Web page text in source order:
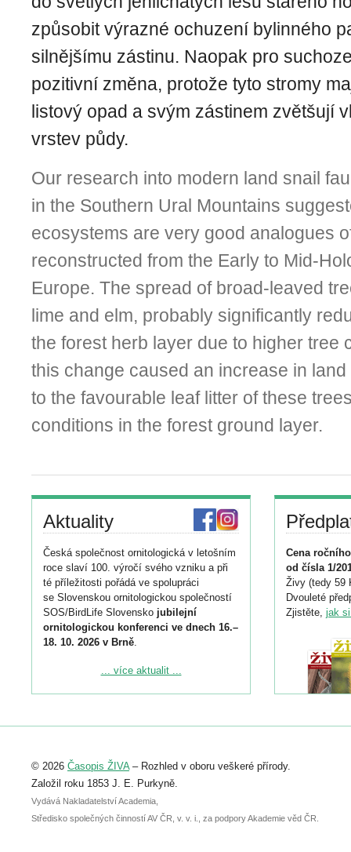
způsobit výrazné ochuzení bylinného
silnějšímu zástinu. Naopak pro
pozitivní změna, protože tyto stromy
listový opad a svým zástinem zvětšují
vrstev půdy.
Our research into modern land snail
in the Southern Ural Mountains
ecosystems are very good analogues
reconstructed from the Early to Mid-
Europe. The spread of broad-leaved
lime and elm, probably significantly
the forest herb layer due to higher tree
this change caused an increase in
to the favourable leaf litter of these
conditions in the forest ground layer.
Aktuality
Česká společnost ornitologická v letošním
roce slaví 100. výročí svého vzniku a při
té příležitosti pořádá ve spolupráci
se Slovenskou ornitologickou společností
SOS/BirdLife Slovensko jubilejní
ornitologickou konferenci ve dnech 16.–
18. 10. 2026 v Brně.
Podrobnější informace ke konferenci
Registrovat se můžete do 6. září.
abstraktu přihlášené přednášky nebo
posteru je už 30. června.
... více aktualit ...
Cena
od čísla 1/
Živy (tedy 59
Dvouleté
Zjistěte, jak
© 2026 Časopis ŽIVA– Rozhled v oboru veškeré přírody.
Založil roku 1853 J. E. Purkyně.
Vydává Nakladatelství Academia,
Středisko společných činností AV ČR, v. v. i., za podpory Akademie věd ČR.